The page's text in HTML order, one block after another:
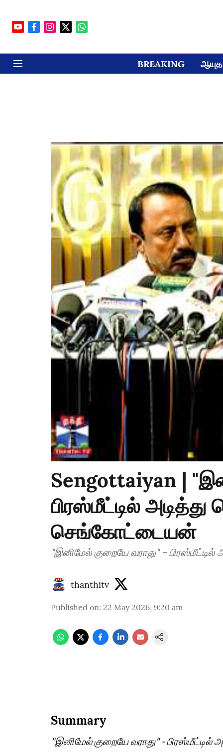
BREAKING ஆயுத
Sengottaiyan |
பிரஸ்மீட்டில்
செங்கோட்டையன்
"இனிமேல் குறையே
thanthitv
Published on: 22 May 2026, 9:20 am
Summary
"இனிமேல் குறையே வராது" -